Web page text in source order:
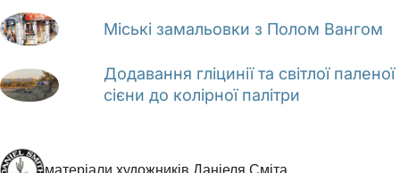
Міські замальовки з Полом Вангом
Додавання гліцинії та світлої паленої
сієни до колірної палітри